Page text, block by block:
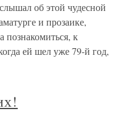
об этой чудесной
и прозаике,
познакомиться, к
ей шел уже 79-й год,